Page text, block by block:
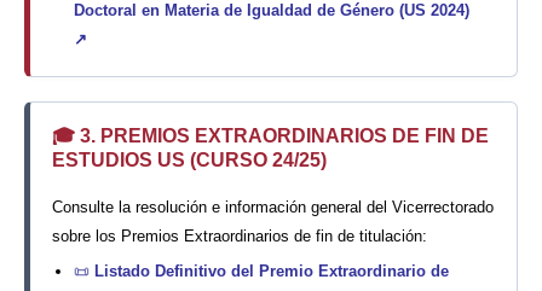
Doctoral en Materia de Igualdad de Género (US 2024)
↗
🎓 3. PREMIOS EXTRAORDINARIOS DE FIN DE
ESTUDIOS US (CURSO 24/25)
Consulte la resolución e información general del Vicerrectorado
sobre los Premios Extraordinarios de fin de titulación:
📜 Listado Definitivo del Premio Extraordinario de